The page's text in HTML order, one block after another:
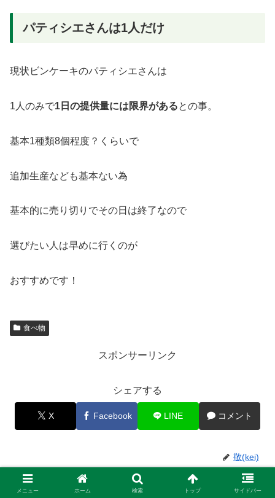
パティシエさんは1人だけ
現状ビンケーキのパティシエさんは
1人のみで1日の提供量には限界があるとの事。
基本1種類8個程度？くらいで
追加生産なども基本ない為
基本的に売り切りでその日は終了なので
選びたい人は早めに行くのが
おすすめです！
食べ物
スポンサーリンク
シェアする
X Facebook LINE コメント
敬(kei)
メニュー ホーム 検索 トップ サイドバー